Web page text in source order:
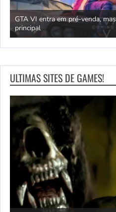
GTA VI entra em pré-venda,
principal
ULTIMAS SITES DE GAMES!